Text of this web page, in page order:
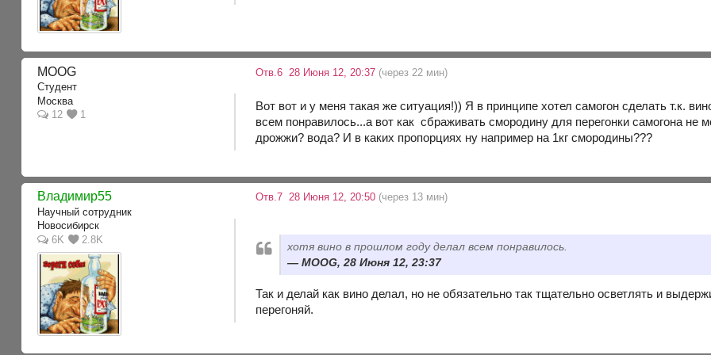
MOOG
Студент
Москва
12
1
Отв.6 28 Июня 12, 20:37 (через 22 мин)
Вот вот и у меня такая же ситуация!)) Я в принципе хотел самогон сделать т.к.
всем понравилось...а вот как сбраживать смородину для перегонки самогона не
дрожжи? вода? И в каких пропорциях ну например на 1кг смородины???
Владимир55
Научный сотрудник
Новосибирск
6K
2.8K
Отв.7 28 Июня 12, 20:50 (через 13 мин)
хотя вино в прошлом году делал всем понравилось.
MOOG, 28 Июня 12, 23:37
Так и делай как вино делал, но не обязательно так тщательно осветлять и
перегоняй.